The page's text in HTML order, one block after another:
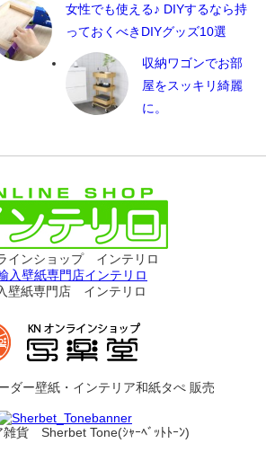
女性でも使える♪ DIYするなら持
っておくべきDIYグッズ10選
収納ワゴンでお部
屋をスッキリ綺麗
に。
インショップ インテリロ
壁紙専門店 インテリロ
ダー壁紙・インテリア和紙タぺ 販売
雑貨 Sherbet Tone(ｼｬｰﾍﾞｯﾄﾄｰﾝ)